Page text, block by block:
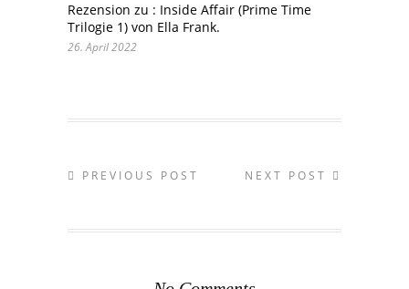
Rezension zu : Inside Affair (Prime Time
Trilogie 1) von Ella Frank.
26. April 2022
PREVIOUS POST NEXT POST